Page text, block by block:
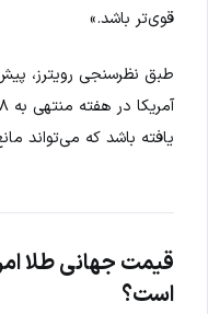
قوی‌تر باشد.»
طبق نظرسنجی رویترز،
یافته باشد که می‌تواند
است؟